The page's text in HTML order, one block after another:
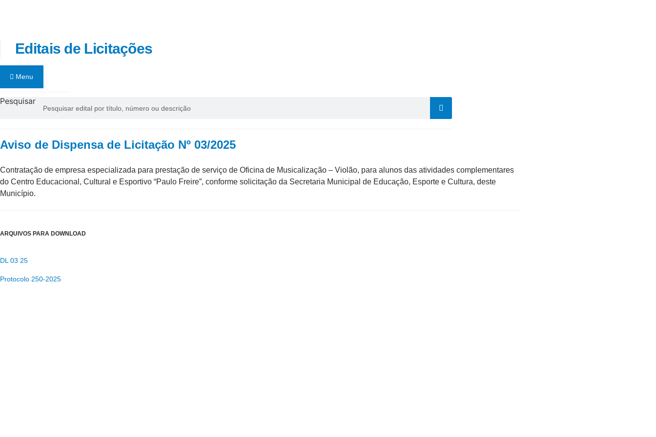
conteúdoEditais de Licitações
Menu
Pesquisar
Aviso de Dispensa de Licitação Nº 03/2025
Contratação de empresa especializada para prestação de serviço de Oficina de Musicalização – Violão, para alunos das atividades complementares
do Centro Educacional, Cultural e Esportivo “Paulo Freire”, conforme solicitação da Secretaria Municipal de Educação, Esporte e Cultura, deste
Município.
ARQUIVOS PARA DOWNLOAD
DL 03 25
Protocolo 250-2025